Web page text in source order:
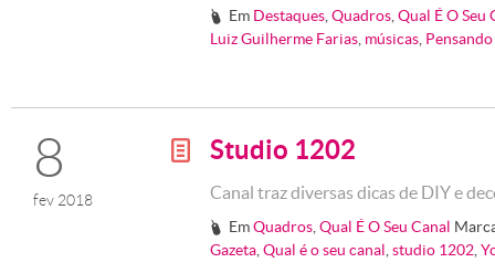
# Em Destaques,Quadros,Qual É O Seu
Luiz Guilherme Farias, músicas,
8
fev 2018
g Studio 1202
Canal traz diversas dicas de DIY e
# EmQuadros,Qual É O Seu Canal
Gazeta,Qual é o seu canal,studio 1202,